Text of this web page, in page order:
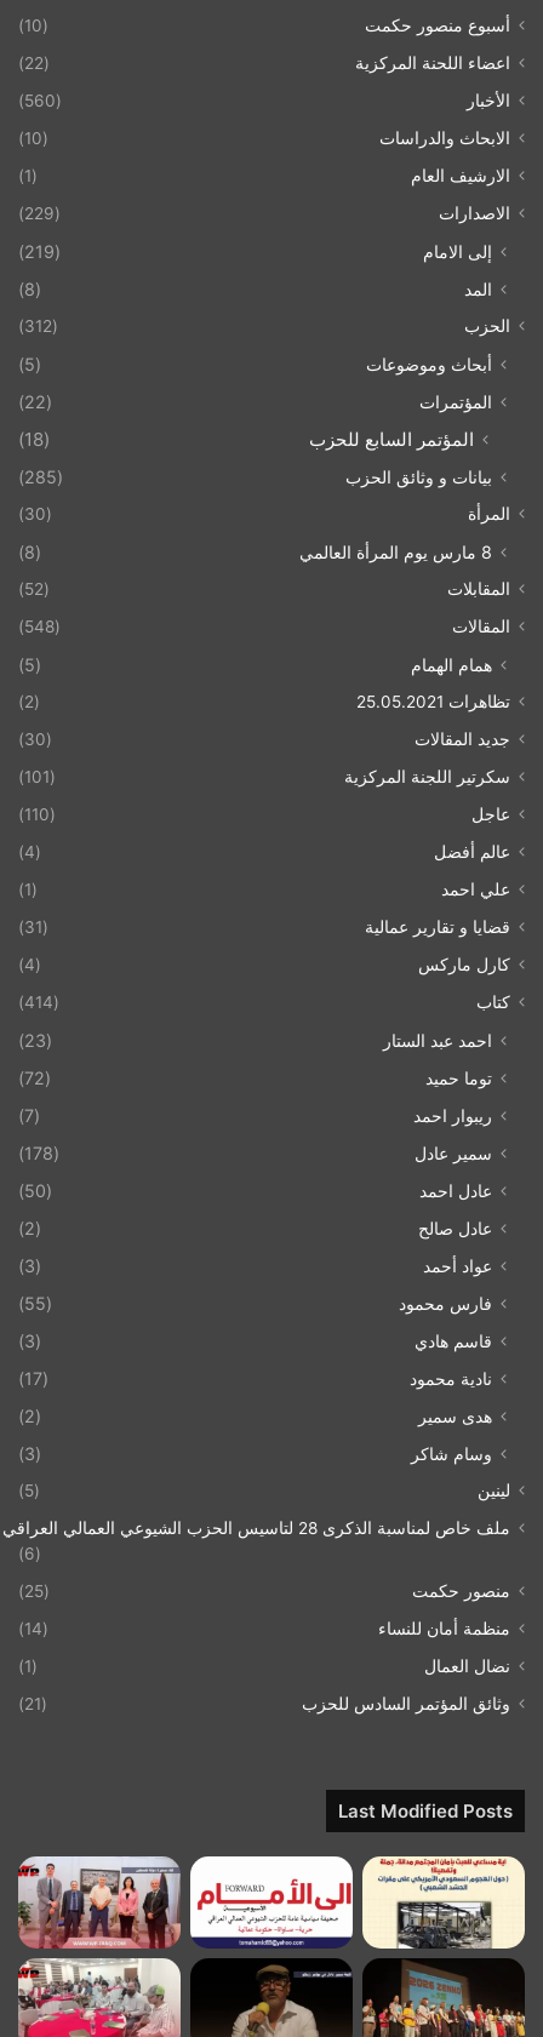
أسبوع منصور حكمت
(10)
اعضاء اللحنة المركزية
(22)
الأخبار
(560)
الابحاث والدراسات
(10)
الارشيف العام
(1)
الاصدارات
(229)
إلى الامام
(219)
المد
(8)
الحزب (312)
أبحاث وموضوعات
(5)
المؤتمرات
(22)
المؤتمر السابع للحزب (18)
بيانات و وثائق الحزب (285)
المرأة (30)
8 مارس يوم المرأة العالمي (8)
المقابلات
(52)
المقالات
(548)
همام الهمام (5)
تظاهرات 25.05.2021
(2)
جديد المقالات
(30)
سكرتير اللجنة المركزية
(101)
عاجل
(110)
عالم أفضل
(4)
علي احمد
(1)
قضايا و تقارير عمالية
(31)
كارل ماركس
(4)
كتاب
(414)
احمد عبد الستار
(23)
توما حميد
(72)
ريبوار احمد
(7)
سمير عادل
(178)
عادل احمد
(50)
عادل صالح
(2)
عواد أحمد
(3)
فارس محمود
(55)
قاسم هادي
(3)
نادية محمود
(17)
هدى سمير
(2)
وسام شاكر
(3)
لينين
(5)
ملف خاص لمناسبة الذكرى 28 لتاسيس الحزب الشيوعي العمالي العراقي 1993/07/21
(6)
منصور حكمت
(25)
منظمة أمان للنساء
(14)
نضال العمال
(1)
وثائق المؤتمر السادس للحزب
(21)
Last Modified Posts